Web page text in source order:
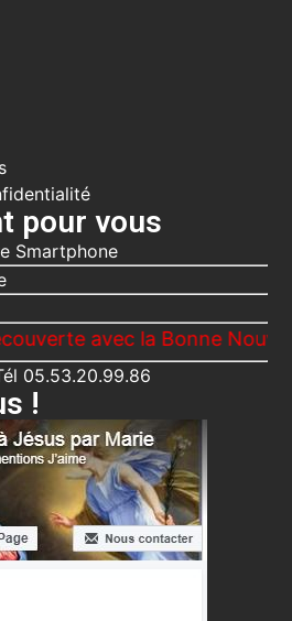
pour vous
Smartphone
avec la Bonne Nouvelle,
05.53.20.99.86
!